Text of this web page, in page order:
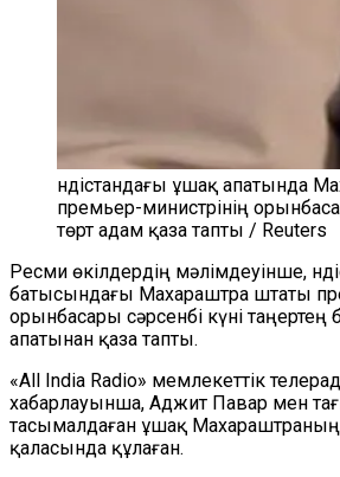
Үндістандағы ұшақ апатында
премьер-министрінің
төрт адам қаза тапты / Reuters
Ресми өкілдердің мәлімдеуінше,
батысындағы Махараштра штаты
орынбасары сәрсенбі күні таңертең
апатынан қаза тапты.
«All India Radio» мемлекеттік
хабарлауынша, Аджит Павар мен
тасымалдаған ұшақ
қаласында құлаған.